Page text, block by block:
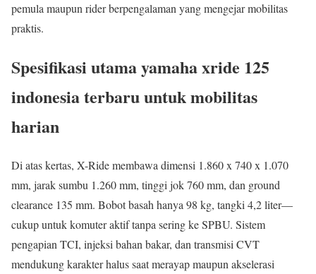
pemula maupun rider berpengalaman yang mengejar mobilitas
praktis.
Spesifikasi utama yamaha xride 125
indonesia terbaru untuk mobilitas
harian
Di atas kertas, X-Ride membawa dimensi 1.860 x 740 x 1.070
mm, jarak sumbu 1.260 mm, tinggi jok 760 mm, dan ground
clearance 135 mm. Bobot basah hanya 98 kg, tangki 4,2 liter—
cukup untuk komuter aktif tanpa sering ke SPBU. Sistem
pengapian TCI, injeksi bahan bakar, dan transmisi CVT
mendukung karakter halus saat merayap maupun akselerasi